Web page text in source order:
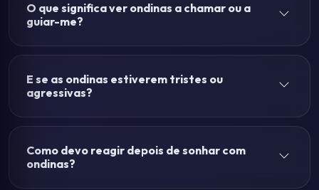
O que significa ver ondinas a chamar ou a
guiar-me?
E se as ondinas estiverem tristes ou
agressivas?
Como devo reagir depois de sonhar com
ondinas?